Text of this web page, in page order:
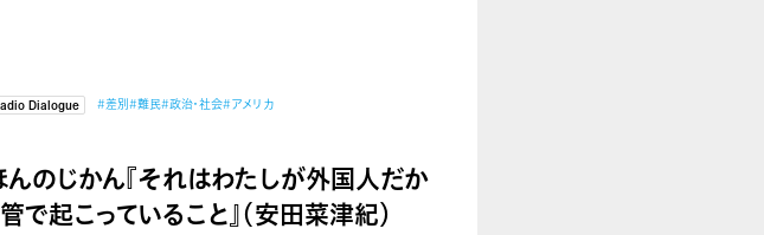
Dialogue #差別#難民#政治・社会#アメリカ
んのじかん『それはわたしが外国人だか
起こっていること』（安田菜津紀）